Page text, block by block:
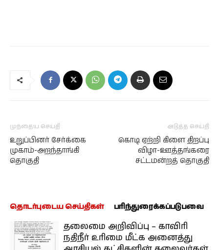
முந்தைய செய்தி
உறுப்பினர் சேர்க்கை
முகாம்-அறந்தாங்கி
தொகுதி
அடுத்த செய்தி
கொடி ஏற்றி கிளை திறப்பு
விழா-ஊத்தங்கரை
சட்டமன்றத் தொகுதி
தொடர்புடைய செய்திகள் பரிந்துரைக்கப்படுபவை
தலைமை அறிவிப்பு – காவிரி
நதிநீர் உரிமை மீட்க அனைத்து